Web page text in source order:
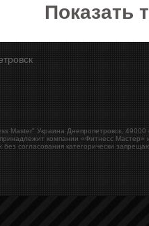
Показать
Master" Украина Днепропетровск 49000
компании «Фитнесс Мастер»
согласования категорически